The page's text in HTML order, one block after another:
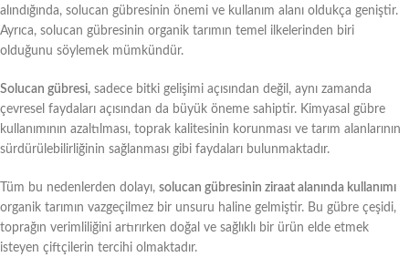
alındığında, solucan gübresinin önemi ve kullanım alanı oldukça geniştir.
Ayrıca, solucan gübresinin organik tarımın temel ilkelerinden biri
olduğunu söylemek mümkündür.
Solucan gübresi, sadece bitki gelişimi açısından değil, aynı zamanda
çevresel faydaları açısından da büyük öneme sahiptir. Kimyasal gübre
kullanımının azaltılması, toprak kalitesinin korunması ve tarım alanlarının
sürdürülebilirliğinin sağlanması gibi faydaları bulunmaktadır.
Tüm bu nedenlerden dolayı, solucan gübresinin ziraat alanında kullanımı
organik tarımın vazgeçilmez bir unsuru haline gelmiştir. Bu gübre çeşidi,
toprağın verimliliğini artırırken doğal ve sağlıklı bir ürün elde etmek
isteyen çiftçilerin tercihi olmaktadır.